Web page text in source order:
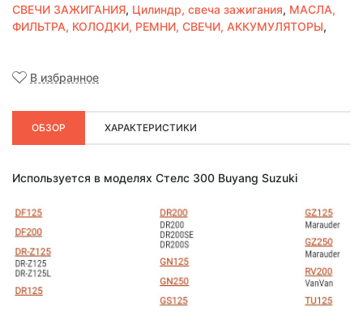
СВЕЧИ ЗАЖИГАНИЯ, Цилиндр, свеча зажигания, МАСЛА,
ФИЛЬТРА, КОЛОДКИ, РЕМНИ, СВЕЧИ, АККУМУЛЯТОРЫ,
В избранное
ОБЗОР ХАРАКТЕРИСТИКИ
Используется в моделях Стелс 300 Buyang Suzuki